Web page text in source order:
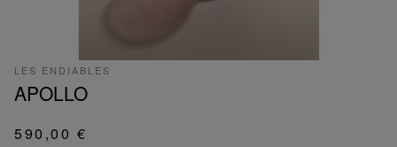
LES ENDIABLES
APOLLO
590,00 €